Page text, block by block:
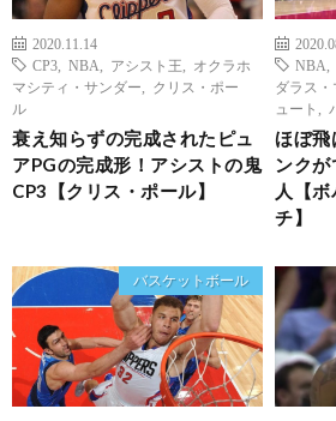
2020.11.14
CP3
NBA アシスト王
オクラホ
マシティ・サンダー
クリス・ポー
ル
衰え知らずの完成されたピュ
アPGの完成形！アシストの鬼
CP3【クリス・ポール】
NBA
ダラス・
ュート
ほぼ飛
ンク
人【
チ】
バスケットボール